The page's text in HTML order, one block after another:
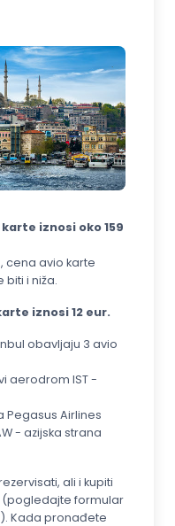
karte iznosi oko 159
cena avio karte
biti i niža.
iznosi 12 eur.
obavljaju 3 avio
aerodrom IST -
Pegasus Airlines
- azijska strana
ali i kupiti
formular
Kada pronađete